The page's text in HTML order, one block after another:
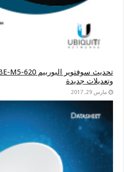
وتعديلات جديدة
مارس 29, 2017